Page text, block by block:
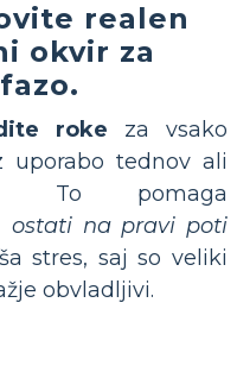
realen
okvir za
roke za vsako
uporabo tednov ali
To pomaga
ostati na pravi poti
stres, saj so veliki
obvladljivi.